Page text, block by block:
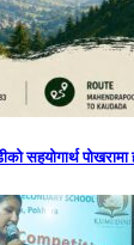
सहयोगार्थ